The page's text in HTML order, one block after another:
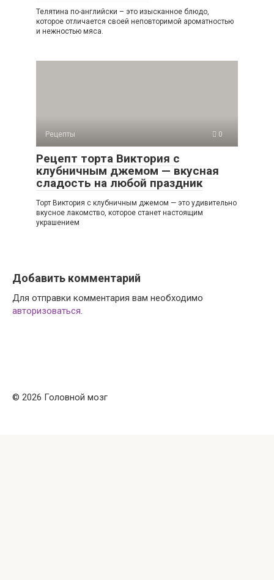
Телятина по-английски – это изысканное блюдо,
которое отличается своей неповторимой ароматностью
и нежностью мяса.
Рецепты 0
Рецепт торта Виктория с
клубничным джемом — вкусная
сладость на любой праздник
Торт Виктория с клубничным джемом — это удивительно
вкусное лакомство, которое станет настоящим
украшением
Добавить комментарий
Для отправки комментария вам необходимо
авторизоваться.
© 2026 Головной мозг